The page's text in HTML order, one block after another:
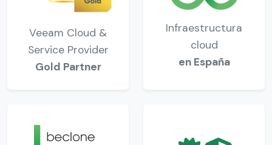
Veeam Cloud &
Service Provider
Gold Partner
Infraestructura
cloud
en España